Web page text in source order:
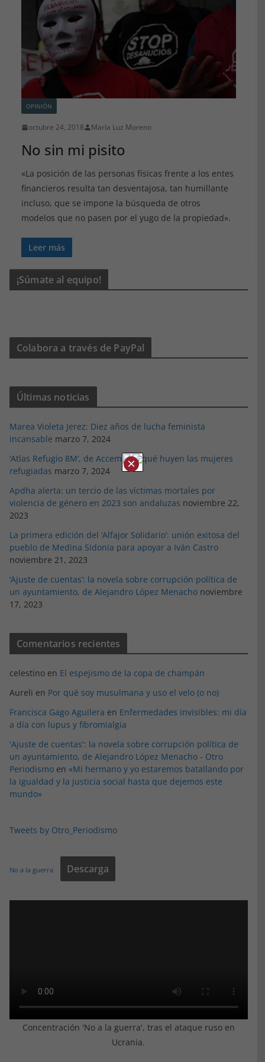
OPINIÓN
octubre 24, 2018 María Luz Moreno
No sin mi pisito
«La posición de las personas físicas frente a los entes
financieros resulta tan desventajosa, tan humillante
incluso, que se impone la búsqueda de otros
modelos que no pasen por el yugo de la propiedad».
Leer más
¡Súmate al equipo!
Colabora a través de PayPal
Últimas noticias
Marea Violeta Jerez: Diez años de lucha feminista
incansable marzo 7, 2024
‘Atlas Refugio 8M’, de Accem: Por qué huyen las mujeres
refugiadas marzo 7, 2024
Apdha alerta: un tercio de las víctimas mortales por
violencia de género en 2023 son andaluzas noviembre 22,
2023
La primera edición del ‘Alfajor Solidario’: unión exitosa del
pueblo de Medina Sidonia para apoyar a Iván Castro
noviembre 21, 2023
‘Ajuste de cuentas’: la novela sobre corrupción política de
un ayuntamiento, de Alejandro López Menacho noviembre
17, 2023
Comentarios recientes
celestino en El espejismo de la copa de champán
Aureli en Por qué soy musulmana y uso el velo (o no)
Francisca Gago Aguilera en Enfermedades invisibles: mi día
a día con lupus y fibromialgia
'Ajuste de cuentas': la novela sobre corrupción política de
un ayuntamiento, de Alejandro López Menacho - Otro
Periodismo en «Mi hermano y yo estaremos batallando por
la igualdad y la justicia social hasta que dejemos este
mundo»
Tweets by Otro_Periodismo
No a la guerra Descarga
Concentración 'No a la guerra', tras el ataque ruso en
Ucrania.
×